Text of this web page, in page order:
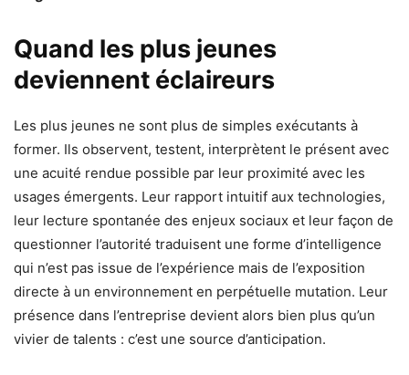
Quand les plus jeunes
deviennent éclaireurs
Les plus jeunes ne sont plus de simples exécutants à
former. Ils observent, testent, interprètent le présent avec
une acuité rendue possible par leur proximité avec les
usages émergents. Leur rapport intuitif aux technologies,
leur lecture spontanée des enjeux sociaux et leur façon de
questionner l’autorité traduisent une forme d’intelligence
qui n’est pas issue de l’expérience mais de l’exposition
directe à un environnement en perpétuelle mutation. Leur
présence dans l’entreprise devient alors bien plus qu’un
vivier de talents : c’est une source d’anticipation.